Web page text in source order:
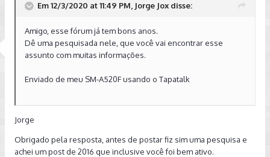
Em 12/3/2020 at 11:49 PM, Jorge Jox disse:
Amigo, esse fórum já tem bons anos.
Dê uma pesquisada nele, que você vai encontrar esse
assunto com muitas informações.
Enviado de meu SM-A520F usando o Tapatalk
Jorge
Obrigado pela resposta, antes de postar fiz sim uma pesquisa e
achei um post de 2016 que inclusive você foi bem ativo.